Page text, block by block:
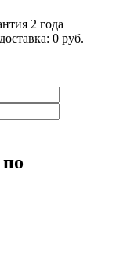
2 года
0 руб.